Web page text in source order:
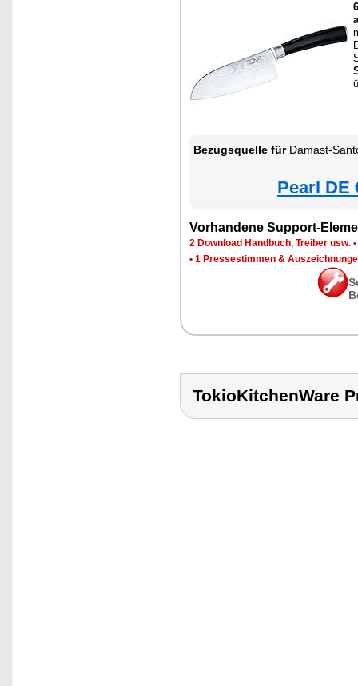
Bezugsquelle fürDamast-
Pearl DE
Vorhandene Support-
2 Download Handbuch, Treiber usw. •
• 1 Pressestimmen &
TokioKitchenWare